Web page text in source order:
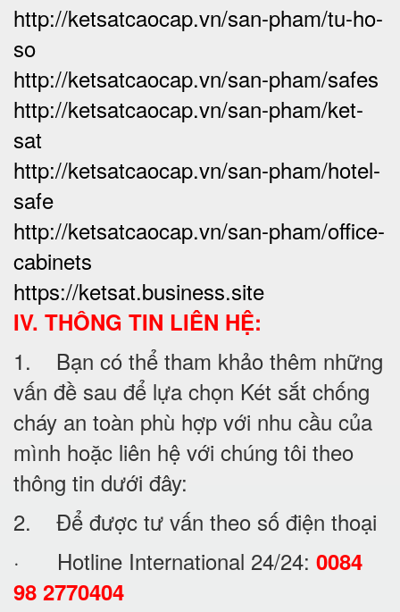
http://ketsatcaocap.vn/san-pham/tu-ho-
so
http://ketsatcaocap.vn/san-pham/safes
http://ketsatcaocap.vn/san-pham/ket-
sat
http://ketsatcaocap.vn/san-pham/hotel-
safe
http://ketsatcaocap.vn/san-pham/office-
cabinets
https://ketsat.business.site
IV. THÔNG TIN LIÊN HỆ:
1. Bạn có thể tham khảo thêm những
vấn đề sau để lựa chọn Két sắt chống
cháy an toàn phù hợp với nhu cầu của
mình hoặc liên hệ với chúng tôi theo
thông tin dưới đây:
2. Để được tư vấn theo số điện thoại
· Hotline International 24/24: 0084
98 2770404